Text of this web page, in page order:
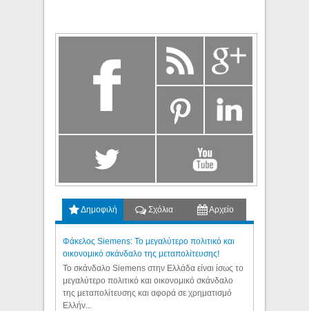
Δημοφιλή Σχόλια Αρχείο
Φάκελος Siemens: Το μεγαλύτερο πολιτικό και
οικονομικό σκάνδαλο της μεταπολίτευσης!
Το σκάνδαλο Siemens στην Ελλάδα είναι ίσως το
μεγαλύτερο πολιτικό και οικονομικό σκάνδαλο
της μεταπολίτευσης και αφορά σε χρηματισμό
Ελλήν...